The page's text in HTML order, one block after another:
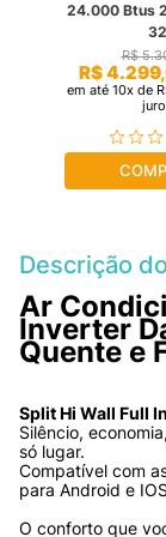
24.000 Btus
32
R$ 5.
R$4.299,
em até 10x de
Descrição
Ar
Inverter
Quente e
Split Hi Wall Full
Silêncio,
só lugar.
Compatível com
para Android e
O conforto que